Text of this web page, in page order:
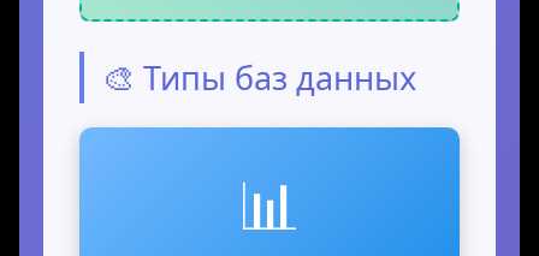
🎨 Типы баз данных
📊